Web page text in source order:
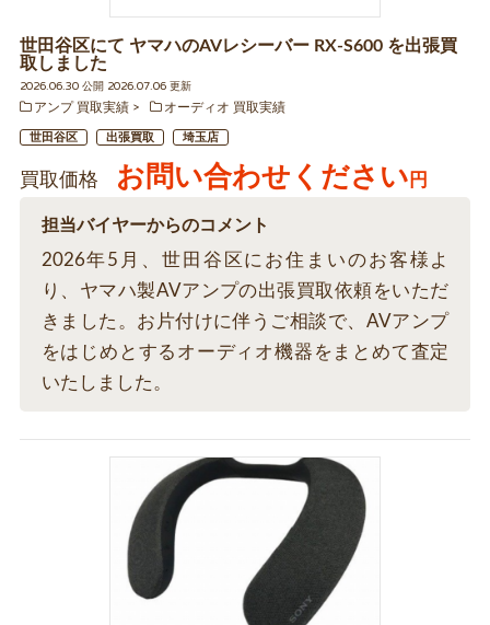
世田谷区にて ヤマハのAVレシーバー RX-S600 を出張買
取しました
2026.06.30 公開 2026.07.06 更新
アンプ 買取実績
オーディオ 買取実績
世田谷区 出張買取 埼玉店
買取価格 お問い合わせください 円
担当バイヤーからのコメント
2026年5月、世田谷区にお住まいのお客様よ
り、ヤマハ製AVアンプの出張買取依頼をいただ
きました。お片付けに伴うご相談で、AVアンプ
をはじめとするオーディオ機器をまとめて査定
いたしました。